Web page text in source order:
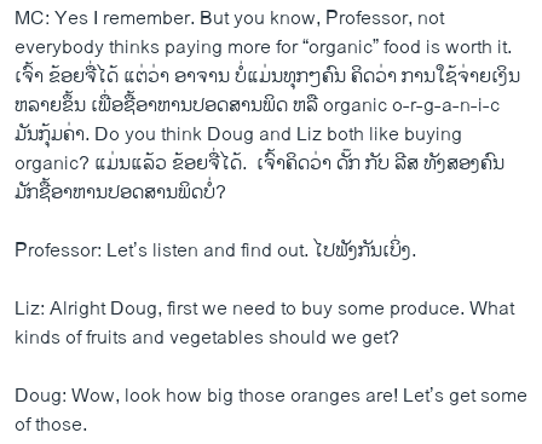
MC: Yes I remember. But you know, Professor, not
everybody thinks paying more for “organic” food is worth it. ​
ເຈົ້າ ຂ້ອຍ​ຈື່​ໄດ້ ແຕ່​ວ່າ ອາ​ຈານ ບໍ່​ແມ່ນ​ທຸກໆ​ຄົນ ຄິດ​ວ່າ ການໃຊ້ຈ່າຍ​ເງິນ​
ຫລາຍ​ຂຶ້ນ ເພື່ອຊື້ອາຫານປອດ​ສານພິດ ຫລື organic o-r-g-a-n-i-c
ມັນ​ກຸ້ມ​ຄ່າ. Do you think Doug and Liz both like buying
organic? ແມ່ນ​ແລ້ວ ຂ້ອຍ​ຈື່​ໄດ້. ​ ​ເຈົ້າ​ຄິດ​ວ່າ ດັ໊ກ ກັບ ລີ​ສ ທັງ​ສອງ​ຄົນ
ມັກ​ຊື້​ອາຫານ​ປອດ​ສານພິດ​ບໍ່?
Professor: Let’s listen and find out. ​ໄປ​ຟັງ​ກັນ​ເບິ່ງ.
Liz: Alright Doug, first we need to buy some produce. What
kinds of fruits and vegetables should we get?
Doug: Wow, look how big those oranges are! Let’s get some
of those.